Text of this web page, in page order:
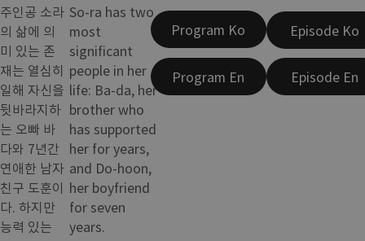
주인공 소라
의 삶에 의
미 있는 존
재는 열심히
일해 자신을
뒷바라지하
는 오빠 바
다와 7년간
연애한 남자
친구 도훈이
다. 하지만
능력 있는
So-ra has two
most
significant
people in her
life: Ba-da, her
brother who
has supported
her for years,
and Do-hoon,
her boyfriend
for seven
years.
Program Ko
Program En
Episode Ko
Episode En